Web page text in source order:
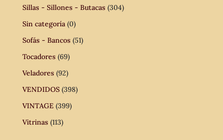
Sillas - Sillones - Butacas (304)
Sin categoría (0)
Sofás - Bancos (51)
Tocadores (69)
Veladores (92)
VENDIDOS (398)
VINTAGE (399)
Vitrinas (113)